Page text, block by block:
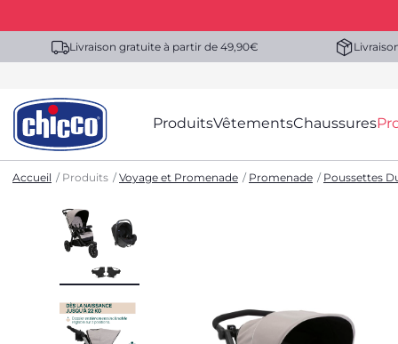
Livraison gratuite à partir de 49,90€
ProduitsVêtementsChaussures
Accueil Produits Voyage et Promenade Promenade Poussettes